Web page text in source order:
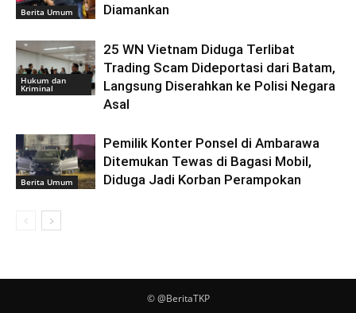
Berita Umum
Diamankan
Hukum dan
Kriminal
25 WN Vietnam Diduga Terlibat
Trading Scam Dideportasi dari Batam,
Langsung Diserahkan ke Polisi Negara
Asal
Berita Umum
Pemilik Konter Ponsel di Ambarawa
Ditemukan Tewas di Bagasi Mobil,
Diduga Jadi Korban Perampokan
© @BeritaTKP